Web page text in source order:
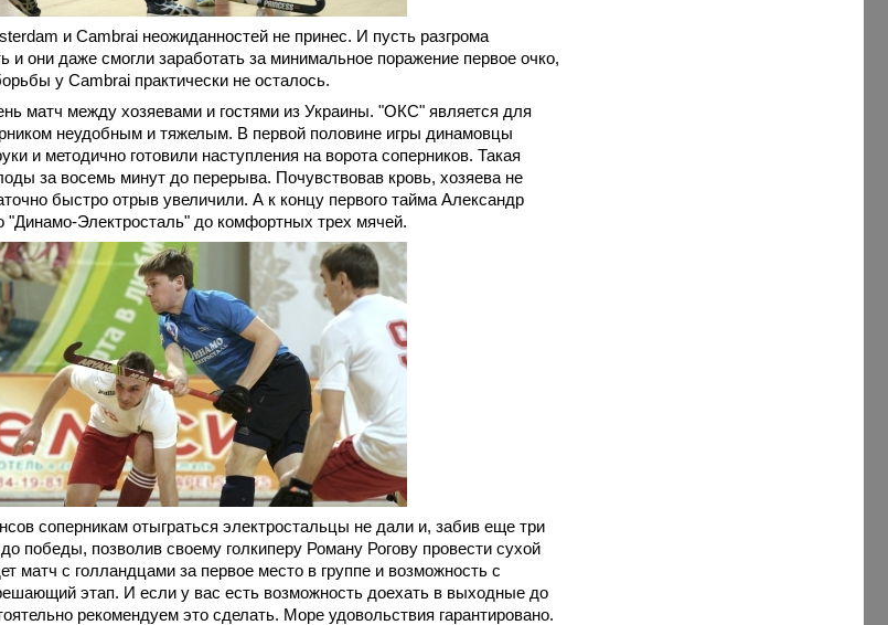
и Cambrai неожиданностей не принес. И пусть разгрома
и они даже смогли заработать за минимальное поражение первое очко,
у Cambrai практически не осталось.
матч между хозяевами и гостями из Украины. "ОКС" является для
неудобным и тяжелым. В первой половине игры динамовцы
и методично готовили наступления на ворота соперников. Такая
за восемь минут до перерыва. Почувствовав кровь, хозяева не
быстро отрыв увеличили. А к концу первого тайма Александр
Электросталь" до комфортных трех мячей.
соперникам отыграться электростальцы не дали и, забив еще три
победы, позволив своему голкиперу Роману Рогову провести сухой
матч с голландцами за первое место в группе и возможность с
этап. И если у вас есть возможность доехать в выходные до
рекомендуем это сделать. Море удовольствия гарантировано.